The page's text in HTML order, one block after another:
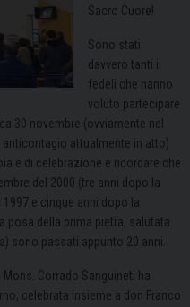
Sacro Cuore!
Sono stati
davvero tanti i
fedeli che hanno
voluto partecipare
30 novembre (ovviamente nel
attualmente in atto)
e di celebrazione e ricordare che
del 2000 (tre anni dopo la
e cinque anni dopo la
posa della prima pietra, salutata
sono passati appunto 20 anni.
Corrado Sanguineti ha
celebrata insieme a don Franco